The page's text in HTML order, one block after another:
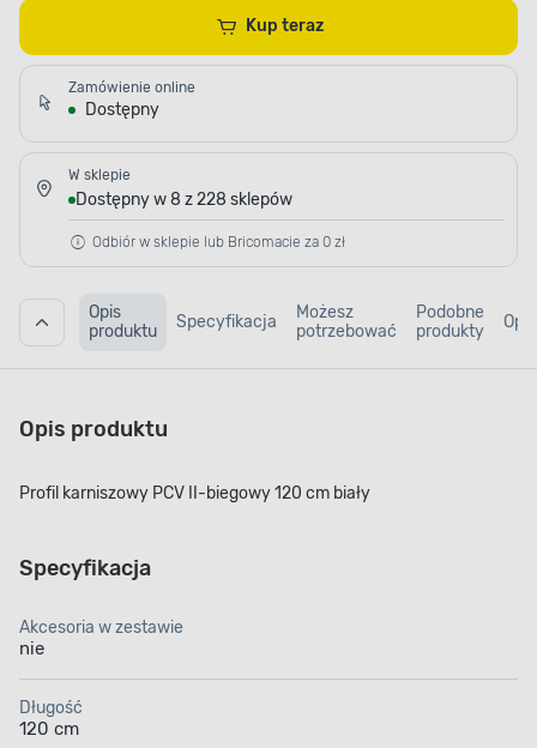
Kup teraz
Zamówienie online
Dostępny
W sklepie
Dostępny w 8 z 228 sklepów
Odbiór w sklepie lub Bricomacie za 0 zł
Opis
produktu
Specyfikacja
Możesz
potrzebować
Podobne
produkty
Opis produktu
Profil karniszowy PCV II-biegowy 120 cm biały
Specyfikacja
Akcesoria w zestawie
nie
Długość
120 cm